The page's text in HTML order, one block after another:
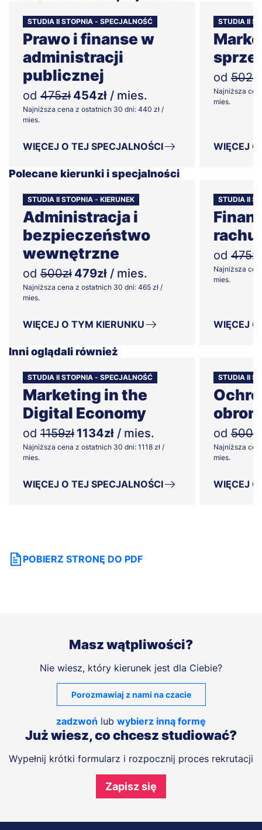
STUDIA II STOPNIA - SPECJALNOŚĆ
Prawo i finanse w
administracji
publicznej
od 475zł 454zł / mies.
Najniższa cena z ostatnich 30 dni: 440 zł /
mies.
WIĘCEJ O TEJ SPECJALNOŚCI
STUDIA II
od 502zł
Najniższa
mies.
WIĘCEJ
Polecane kierunki i specjalności
STUDIA II STOPNIA - KIERUNEK
Administracja i
bezpieczeństwo
wewnętrzne
od 500zł 479zł / mies.
Najniższa cena z ostatnich 30 dni: 465 zł /
mies.
WIĘCEJ O TYM KIERUNKU
STUDIA II
od 475zł
Najniższa
mies.
WIĘCEJ
Inni oglądali również
STUDIA II STOPNIA - SPECJALNOŚĆ
Marketing in the
Digital Economy
od 1159zł 1134zł / mies.
Najniższa cena z ostatnich 30 dni: 1118 zł /
mies.
WIĘCEJ O TEJ SPECJALNOŚCI
STUDIA II
od 500zł
Najniższa
mies.
WIĘCEJ
POBIERZ STRONĘ DO PDF
Masz wątpliwości?
Nie wiesz, który kierunek jest dla Ciebie?
Porozmawiaj z nami na czacie
zadzwoń lub wybierz inną formę
Już wiesz, co chcesz studiować?
Wypełnij krótki formularz i rozpocznij proces rekrutacji
Zapisz się